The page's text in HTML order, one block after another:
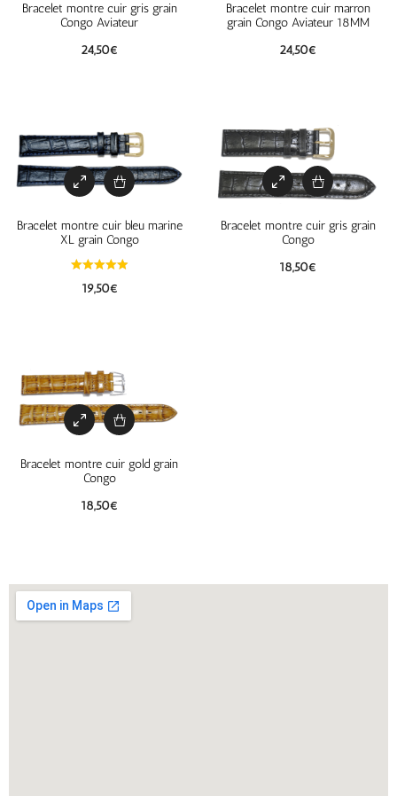
Bracelet montre cuir gris grain
Congo Aviateur
24,50€
Bracelet montre cuir marron
grain Congo Aviateur 18MM
24,50€
Bracelet montre cuir bleu marine
XL grain Congo
19,50€
Bracelet montre cuir gris grain
Congo
18,50€
Bracelet montre cuir gold grain
Congo
18,50€